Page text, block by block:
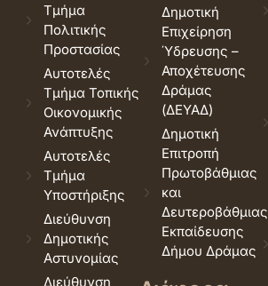
Τμήμα
Πολιτικής
Προστασίας
Αυτοτελές
Τμήμα Τοπικής
Οικονομικής
Ανάπτυξης
Αυτοτελές
Τμήμα
Υποστήριξης
Διεύθυνση
Δημοτικής
Αστυνομίας
Διεύθυνση
Δημοτική
Επιχείρηση
Ύδρευσης –
Αποχέτευσης
Δράμας
(ΔΕΥΑΔ)
Δημοτική
Επιτροπή
Πρωτοβάθμιας
και
Δευτεροβάθμιας
Εκπαίδευσης
Δήμου Δράμας